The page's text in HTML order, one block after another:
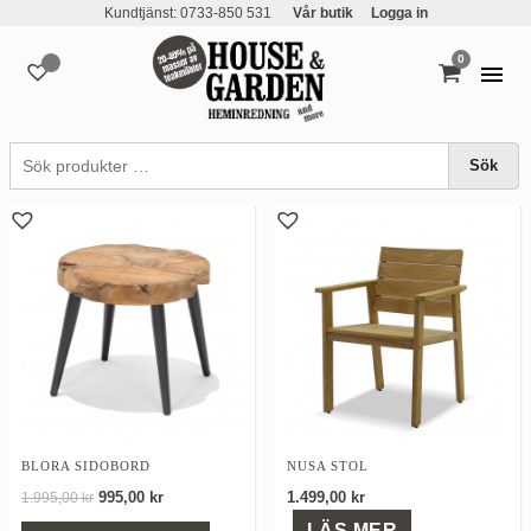
Kundtjänst: 0733-850 531 Vår butik Logga in
Sök
0
varor
teakfurniture sweden
BLORA SIDOBORD
1.995,00kr Det
ursprungliga
995,00 krDet
nuvarande
NUSA STOL
1.499,00 kr